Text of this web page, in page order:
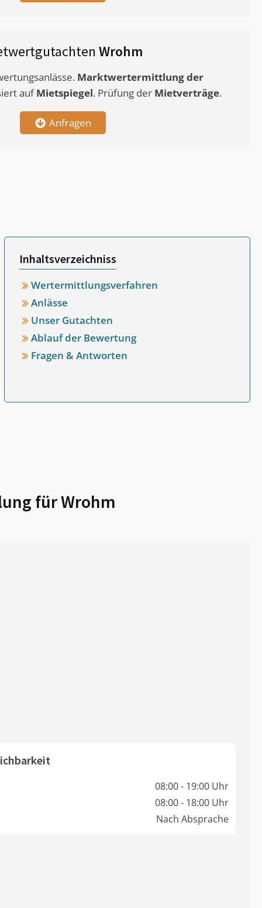
Wrohm
Marktwertermittlungder
aufMietspiegel. Prüfung der Mietverträge.
Anfragen
Inhaltsverzeichniss
Wertermittlungsverfahren
Anlässe
Unser Gutachten
Ablauf der Bewertung
Fragen & Antworten
fürWrohm
08:00 - 19:00 Uhr
08:00 - 18:00 Uhr
Nach Absprache